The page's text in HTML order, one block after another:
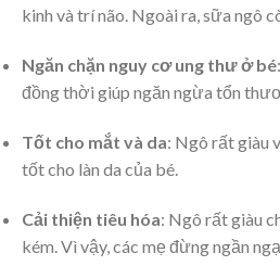
kinh và trí não. Ngoài ra, sữa ngô
Ngăn chặn nguy cơ ung thư ở bé
đồng thời giúp ngăn ngừa tổn
Tốt cho mắt và da: Ngô rất giàu
tốt cho làn da của bé.
Cải thiện tiêu hóa: Ngô rất giàu
kém. Vì vậy, các mẹ đừng ngần